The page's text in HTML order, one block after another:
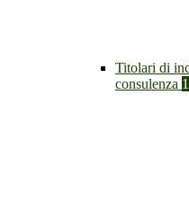
Titolari di
consulenza